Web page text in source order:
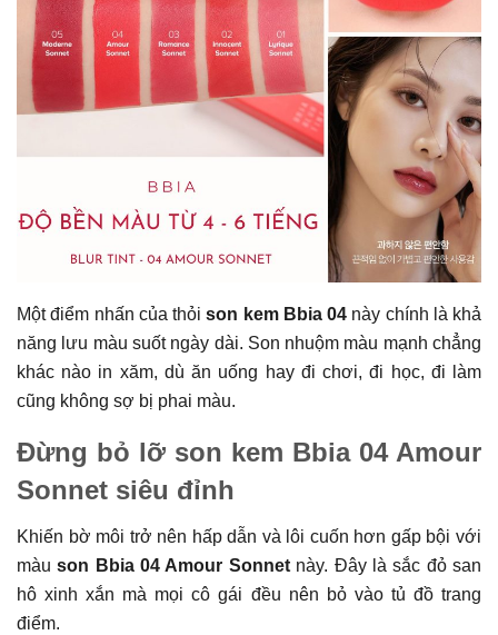
Một điểm nhấn của thỏi son kem Bbia 04 này chính là khả
năng lưu màu suốt ngày dài. Son nhuộm màu mạnh chẳng
khác nào in xăm, dù ăn uống hay đi chơi, đi học, đi làm
cũng không sợ bị phai màu.
Đừng bỏ lỡ son kem Bbia 04 Amour
Sonnet siêu đỉnh
Khiến bờ môi trở nên hấp dẫn và lôi cuốn hơn gấp bội với
màu son Bbia 04 Amour Sonnetnày. Đây là sắc đỏ san
hô xinh xắn mà mọi cô gái đều nên bỏ vào tủ đồ trang
điểm.